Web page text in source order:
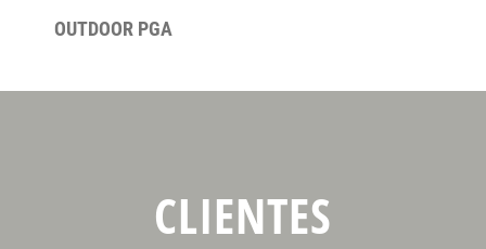
OUTDOOR PGA
CLIENTES